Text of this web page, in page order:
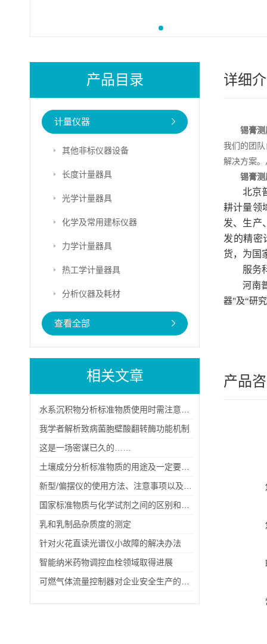
产品目录
计量仪器
其他非标仪器设备
长度计量器具
光学计量器具
化学及常用建标仪器
力学计量器具
热工学计量器具
分析仪器及耗材
查看全部
相关文章
我学者解析致病菌胞壁酸翻转酶功能机制
这是一场密谋已久的……
乳和乳制品杂质度的测定
针对火花直读光谱仪小故障的解决办法
智能纳米药物调控血栓领域取得进展
详细
锡膏
我们的团
解决方案
锡膏
北京
耕计量领
发、生产
发的精密
货，为国
服务
河南
器"及“研
产品